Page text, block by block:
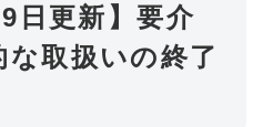
日更新】要介
取扱いの終了